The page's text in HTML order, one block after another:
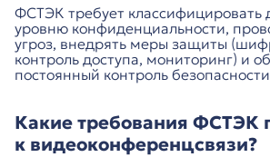
ФСТЭК требует классифицировать
уровню конфиденциальности,
угроз, внедрять меры защиты
контроль доступа, мониторинг) и
постоянный контроль
Какие требования ФСТЭК
к видеоконференцсвязи?